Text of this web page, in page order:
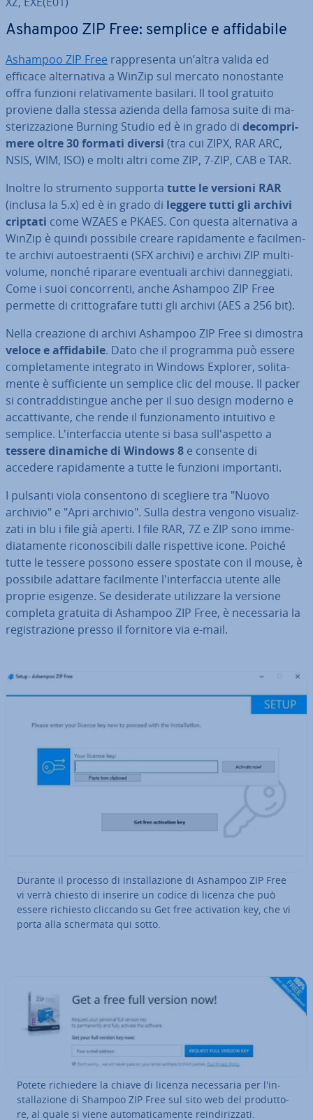
Ashampoo ZIP Free: semplice e af­fi­da­bi­le
Ashampoo ZIP Free rap­pre­sen­ta un’altra valida ed
efficace al­ter­na­ti­va a WinZip sul mercato no­no­stan­te
offra funzioni re­la­ti­va­men­te basilari. Il tool gratuito
proviene dalla stessa azienda della famosa suite di ma­
ste­riz­za­zio­ne Burning Studio ed è in grado di de­com­pri­
me­re oltre 30 formati diversi (tra cui ZIPX, RAR ARC,
NSIS, WIM, ISO) e molti altri come ZIP, 7-ZIP, CAB e TAR.
Inoltre lo strumento supporta tutte le versioni RAR
(inclusa la 5.x) ed è in grado di leggere tutti gli archivi
criptati come WZAES e PKAES. Con questa al­ter­na­ti­va a
WinZip è quindi possibile creare ra­pi­da­men­te e fa­cil­men­
te archivi au­toe­straen­ti (SFX archivi) e archivi ZIP multi-
volume, nonché riparare eventuali archivi dan­neg­gia­ti.
Come i suoi con­cor­ren­ti, anche Ashampoo ZIP Free
permette di crit­to­gra­fa­re tutti gli archivi (AES a 256 bit).
Nella creazione di archivi Ashampoo ZIP Free si dimostra
veloce e af­fi­da­bi­le. Dato che il programma può essere
com­ple­ta­men­te integrato in Windows Explorer, so­li­ta­
men­te è suf­fi­cien­te un semplice clic del mouse. Il packer
si con­trad­di­stin­gue anche per il suo design moderno e
ac­cat­ti­van­te, che rende il fun­zio­na­men­to intuitivo e
semplice. L'in­ter­fac­cia utente si basa sul­l'a­spet­to a
tessere dinamiche di Windows 8 e consente di
accedere ra­pi­da­men­te a tutte le funzioni im­por­tan­ti.
I pulsanti viola con­sen­to­no di scegliere tra "Nuovo
archivio" e "Apri archivio". Sulla destra vengono vi­sua­liz­
za­ti in blu i file già aperti. I file RAR, 7Z e ZIP sono im­me­
dia­ta­men­te ri­co­no­sci­bi­li dalle ri­spet­ti­ve icone. Poiché
tutte le tessere possono essere spostate con il mouse, è
possibile adattare fa­cil­men­te l'in­ter­fac­cia utente alle
proprie esigenze. Se de­si­de­ra­te uti­liz­za­re la versione
completa gratuita di Ashampoo ZIP Free, è ne­ces­sa­ria la
re­gi­stra­zio­ne presso il fornitore via e-mail.
Durante il processo di in­stal­la­zio­ne di Ashampoo ZIP Free
vi verrà chiesto di inserire un codice di licenza che può
essere richiesto cliccando su Get free ac­ti­va­tion key, che vi
porta alla schermata qui sotto.
Potete ri­chie­de­re la chiave di licenza ne­ces­sa­ria per l'in­
stal­la­zio­ne di Shampoo ZIP Free sul sito web del pro­dut­to­
re, al quale si viene au­to­ma­ti­ca­men­te rein­di­riz­za­ti.